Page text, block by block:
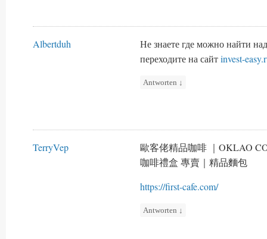
Albertduh
Не знаете где можно найти
переходите на сайтinvest-
Antworten ↓
TerryVep
歐客佬精品咖啡 ｜OKLAO
咖啡禮盒 專賣｜精品麵包
https://first-cafe.com/
Antworten ↓